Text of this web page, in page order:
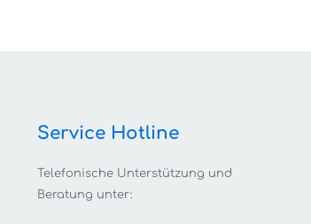
Service Hotline
Telefonische Unterstützung und
Beratung unter: